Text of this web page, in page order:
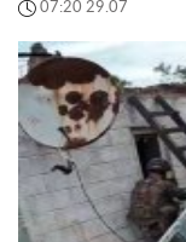
07:20 29.07